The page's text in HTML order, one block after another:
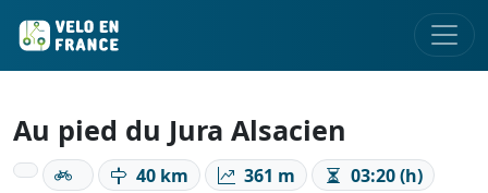
Au pied du Jura Alsacien
40 km 361 m
03:20 (h)